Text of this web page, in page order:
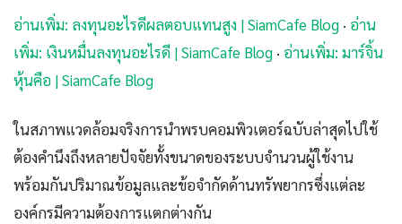
อ่านเพิ่ม: ลงทุนอะไรดีผลตอบแทนสูง | SiamCafe Blog · อ่าน
เพิ่ม: เงินหมื่นลงทุนอะไรดี | SiamCafe Blog · อ่านเพิ่ม: มาร์จิ้น
หุ้นคือ | SiamCafe Blog
ในสภาพแวดล้อมจริงการนำพรบคอมพิวเตอร์ฉบับล่าสุดไปใช้
ต้องคำนึงถึงหลายปัจจัยทั้งขนาดของระบบจำนวนผู้ใช้งาน
พร้อมกันปริมาณข้อมูลและข้อจำกัดด้านทรัพยากรซึ่งแต่ละ
องค์กรมีความต้องการแตกต่างกัน